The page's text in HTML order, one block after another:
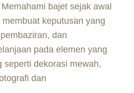
bajet sejak awal
keputusan yang
dan
pada elemen yang
seperti dekorasi mewah,
dan